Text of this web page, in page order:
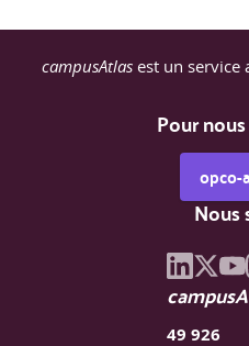
Environnements de test
campusAtlas est un service
Pour
opco-
Nous
49 926